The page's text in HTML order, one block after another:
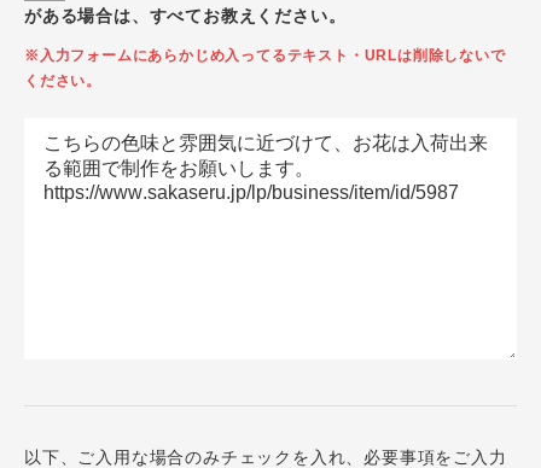
がある場合は、すべてお教えください。
※入力フォームにあらかじめ入ってるテキスト・URLは削除しないで
ください。
以下、ご入用な場合のみチェックを入れ、必要事項をご入力